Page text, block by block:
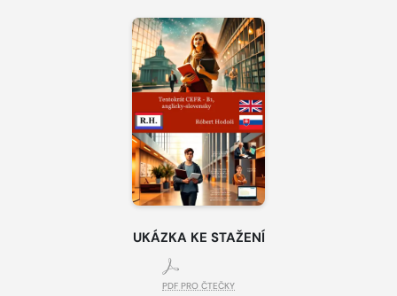
UKÁZKA KE STAŽENÍ
PDF PRO ČTEČKY